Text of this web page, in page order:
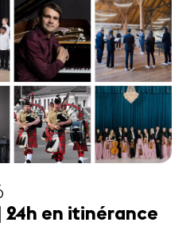
24h en itinérance